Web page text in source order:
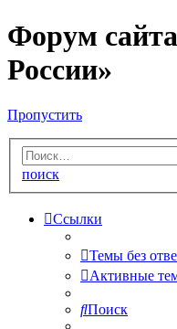
Форум
России»
Пропустить
поиск
Ссылки
Темы без
Активные
Поиск